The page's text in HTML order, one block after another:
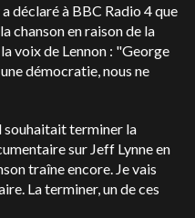
déclaré à BBC Radio 4 que
chanson en raison de la
voix de Lennon : "George
démocratie, nous ne
souhaitait terminer la
sur Jeff Lynne en
traîne encore. Je vais
La terminer, un de ces